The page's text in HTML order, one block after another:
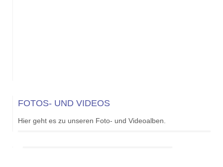
FOTOS- UND VIDEOS
Hier geht es zu unseren Foto- und Videoalben.